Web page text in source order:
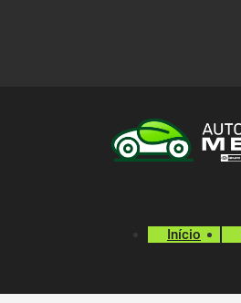
Início